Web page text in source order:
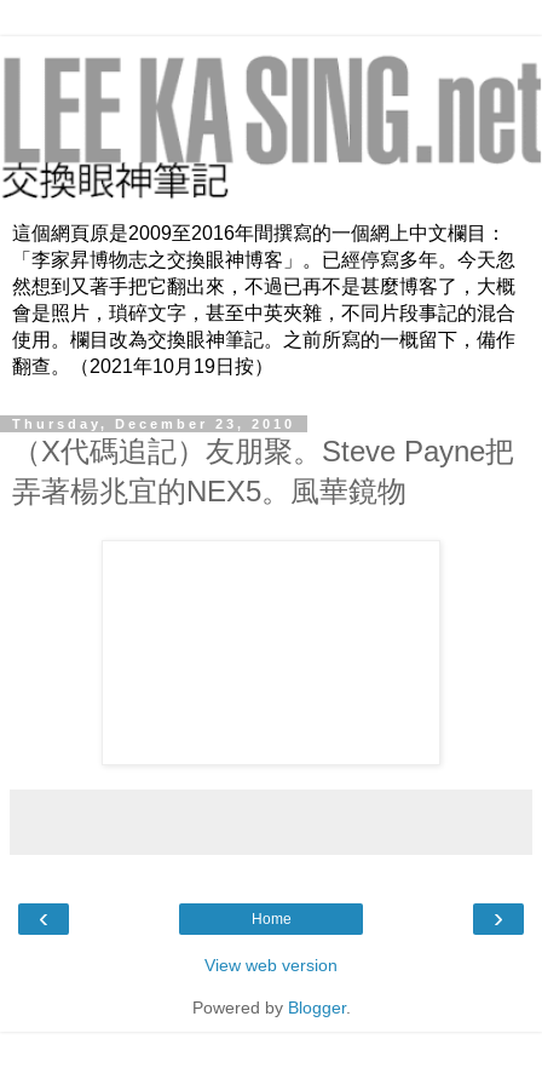
這個網頁原是2009至2016年間撰寫的一個網上中文欄目：
「李家昇博物志之交換眼神博客」。已經停寫多年。今天忽
然想到又著手把它翻出來，不過已再不是甚麼博客了，大概
會是照片，瑣碎文字，甚至中英夾雜，不同片段事記的混合
使用。欄目改為交換眼神筆記。之前所寫的一概留下，備作
翻查。（2021年10月19日按）
Thursday, December 23, 2010
（X代碼追記）友朋聚。Steve Payne把
弄著楊兆宜的NEX5。風華鏡物
‹ ›
Home
View web version
Powered by Blogger.